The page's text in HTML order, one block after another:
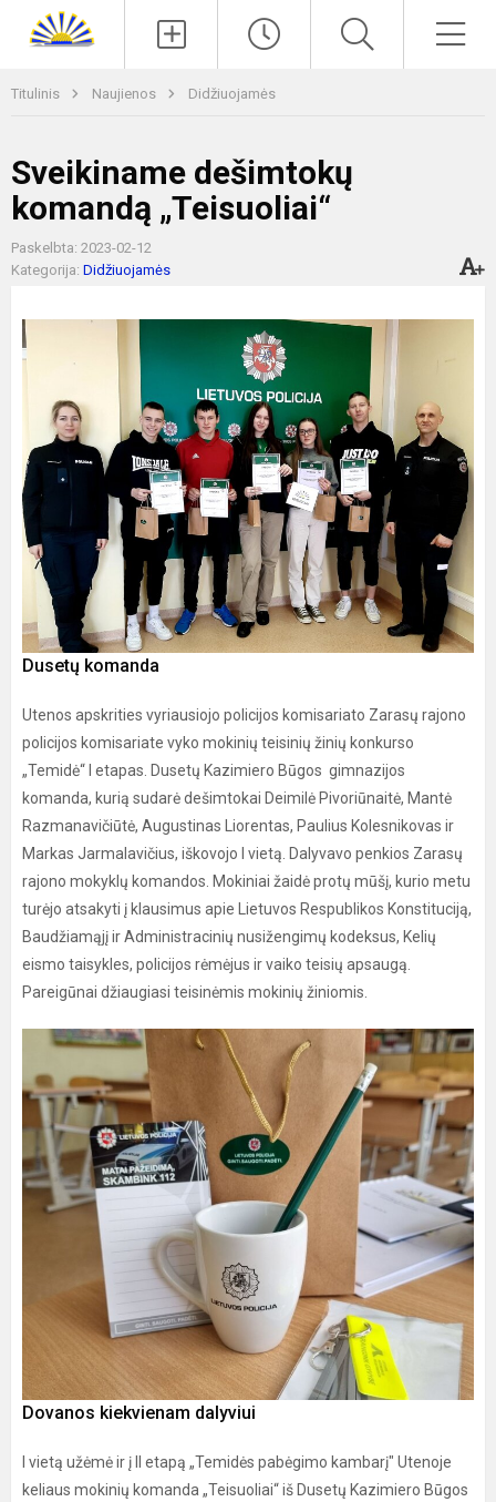
Titulinis Naujienos Didžiuojamės
Sveikiname dešimtokų
komandą „Teisuoliai“
Paskelbta: 2023-02-12
Kategorija: Didžiuojamės
Dusetų komanda
Utenos apskrities vyriausiojo policijos komisariato Zarasų rajono
policijos komisariate vyko mokinių teisinių žinių konkurso
„Temidė“ I etapas. Dusetų Kazimiero Būgos gimnazijos
komanda, kurią sudarė dešimtokai Deimilė Pivoriūnaitė, Mantė
Razmanavičiūtė, Augustinas Liorentas, Paulius Kolesnikovas ir
Markas Jarmalavičius, iškovojo I vietą. Dalyvavo penkios Zarasų
rajono mokyklų komandos. Mokiniai žaidė protų mūšį, kurio metu
turėjo atsakyti į klausimus apie Lietuvos Respublikos Konstituciją,
Baudžiamąjį ir Administracinių nusižengimų kodeksus, Kelių
eismo taisykles, policijos rėmėjus ir vaiko teisių apsaugą.
Pareigūnai džiaugiasi teisinėmis mokinių žiniomis.
Dovanos kiekvienam dalyviui
I vietą užėmė ir į II etapą „Temidės pabėgimo kambarį" Utenoje
keliaus mokinių komanda „Teisuoliai“ iš Dusetų Kazimiero Būgos